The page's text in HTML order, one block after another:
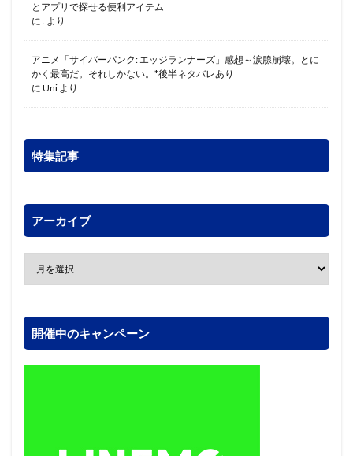
とアプリで探せる便利アイテム
に
より
アニメ「サイバーパンク: エッジランナーズ」感想～涙腺崩壊。とに
かく最高だ。それしかない。*後半ネタバレあり
に Uni より
特集記事
アーカイブ
開催中のキャンペーン